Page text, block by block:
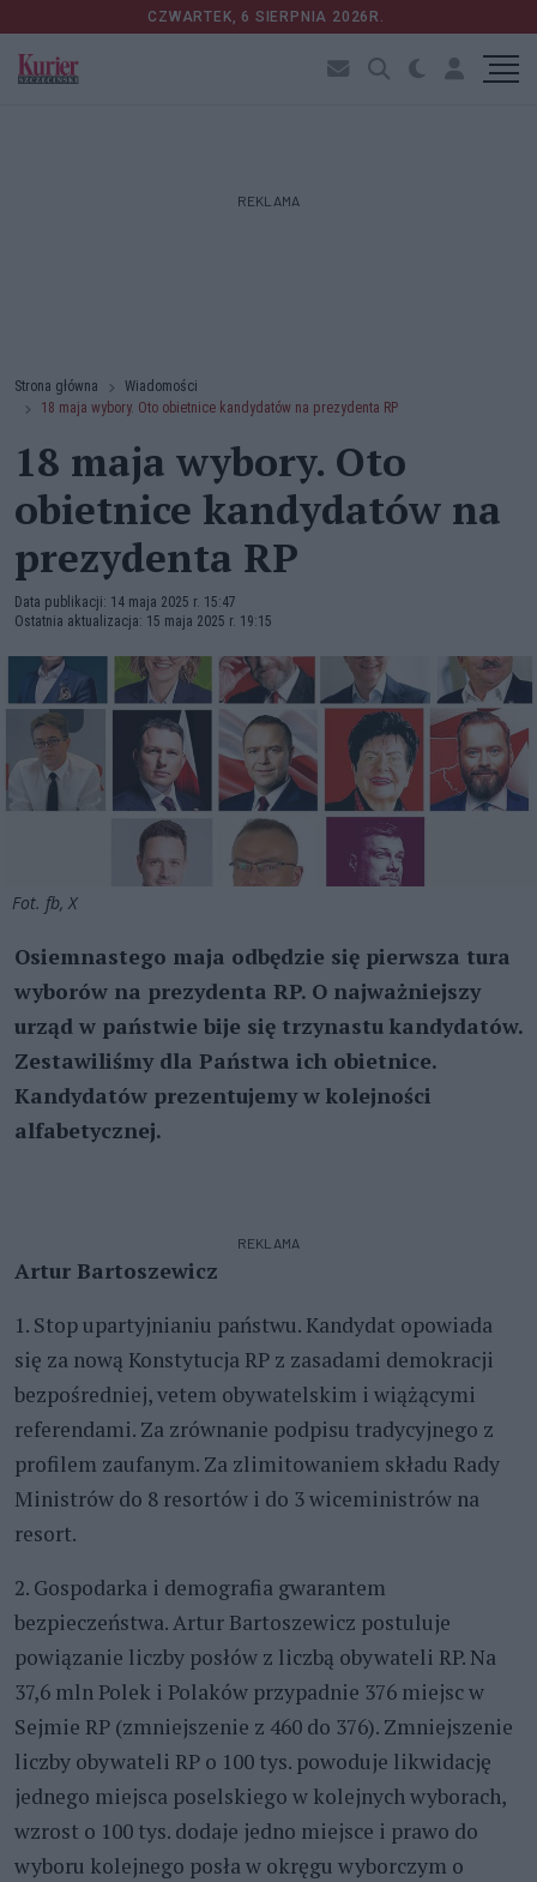
CZWARTEK, 6 SIERPNIA 2026R.
REKLAMA
Strona główna
Wiadomości
18 maja wybory. Oto obietnice kandydatów na prezydenta RP
18 maja wybory. Oto
obietnice kandydatów na
prezydenta RP
Data publikacji: 14 maja 2025 r. 15:47
Ostatnia aktualizacja: 15 maja 2025 r. 19:15
Fot. fb, X
Osiemnastego maja odbędzie się pierwsza tura
wyborów na prezydenta RP. O najważniejszy
urząd w państwie bije się trzynastu kandydatów.
Zestawiliśmy dla Państwa ich obietnice.
Kandydatów prezentujemy w kolejności
alfabetycznej.
REKLAMA
Artur Bartoszewicz
1. Stop upartyjnianiu państwu. Kandydat opowiada
się za nową Konstytucja RP z zasadami demokracji
bezpośredniej, vetem obywatelskim i wiążącymi
referendami. Za zrównanie podpisu tradycyjnego z
profilem zaufanym. Za zlimitowaniem składu Rady
Ministrów do 8 resortów i do 3 wiceministrów na
resort.
2. Gospodarka i demografia gwarantem
bezpieczeństwa. Artur Bartoszewicz postuluje
powiązanie liczby posłów z liczbą obywateli RP. Na
37,6 mln Polek i Polaków przypadnie 376 miejsc w
Sejmie RP (zmniejszenie z 460 do 376). Zmniejszenie
liczby obywateli RP o 100 tys. powoduje likwidację
jednego miejsca poselskiego w kolejnych wyborach,
wzrost o 100 tys. dodaje jedno miejsce i prawo do
wyboru kolejnego posła w okręgu wyborczym o